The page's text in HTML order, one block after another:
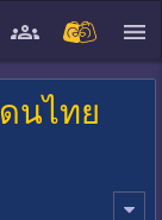
นไทย
close